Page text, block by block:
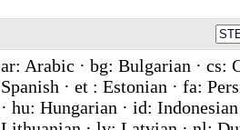
ar: Arabic · bg: Bulgarian · cs:
Spanish · et : Estonian · fa:
· hu: Hungarian · id: